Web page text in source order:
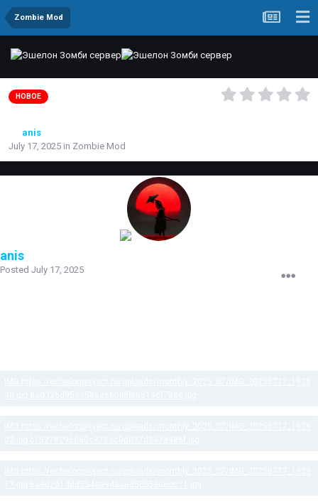
Zombie Mod
НОВОЕ
anis
July 17, 2025 in Zombie Mod
anis
Posted July 17, 2025